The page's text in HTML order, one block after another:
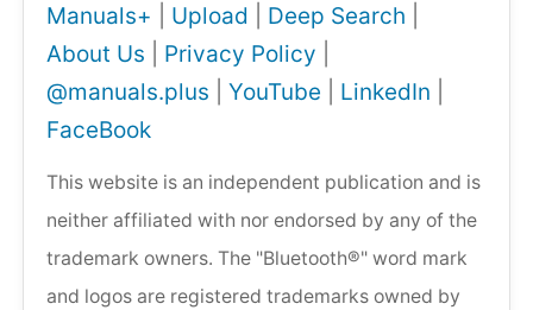
Manuals+ Upload Deep Search
About Us
Privacy Policy
@manuals.plus
YouTube LinkedIn
FaceBook
This website is an independent publication and is
neither affiliated with nor endorsed by any of the
trademark owners. The "Bluetooth®" word mark
and logos are registered trademarks owned by